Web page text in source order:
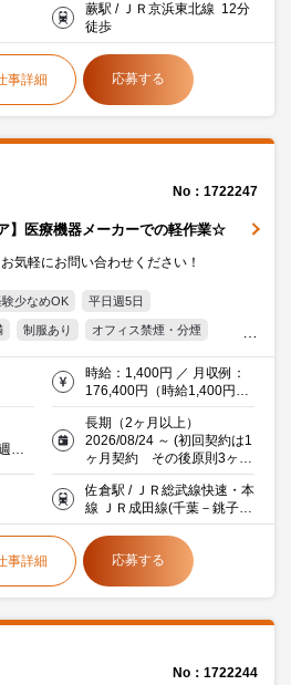
蕨駅 / ＪＲ京浜東北線 12分
徒歩
事詳細 応募する
No：1722247
】医療機器メーカーでの軽作業☆
気軽にお問い合わせください！
験少なめOK 平日週5日
制服あり オフィス禁煙・分煙
代活躍中 ミドル(40代)活躍中
社員就業中 メーカー・商社 医療
時給：1,400円 ／ 月収例：
176,400円（時給1,400円×
実働6時間×月21日）交通費
支給有
５
長期（2ヶ月以上）
2026/08/24 ～ (初回契約は1
ヶ月契約 その後原則3ヶ月
契約での更新予定)
佐倉駅 / ＪＲ総武線快速・本
線 ＪＲ成田線(千葉－銚子)
車8分
事詳細 応募する
No：1722244